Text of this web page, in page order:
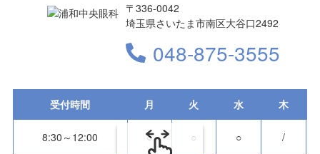
〒336-0042
埼玉県さいたま市南区大谷口2492
048-875-3555
受付時間 月 火 水 木
8:30～12:00 ○ ○ ○ /